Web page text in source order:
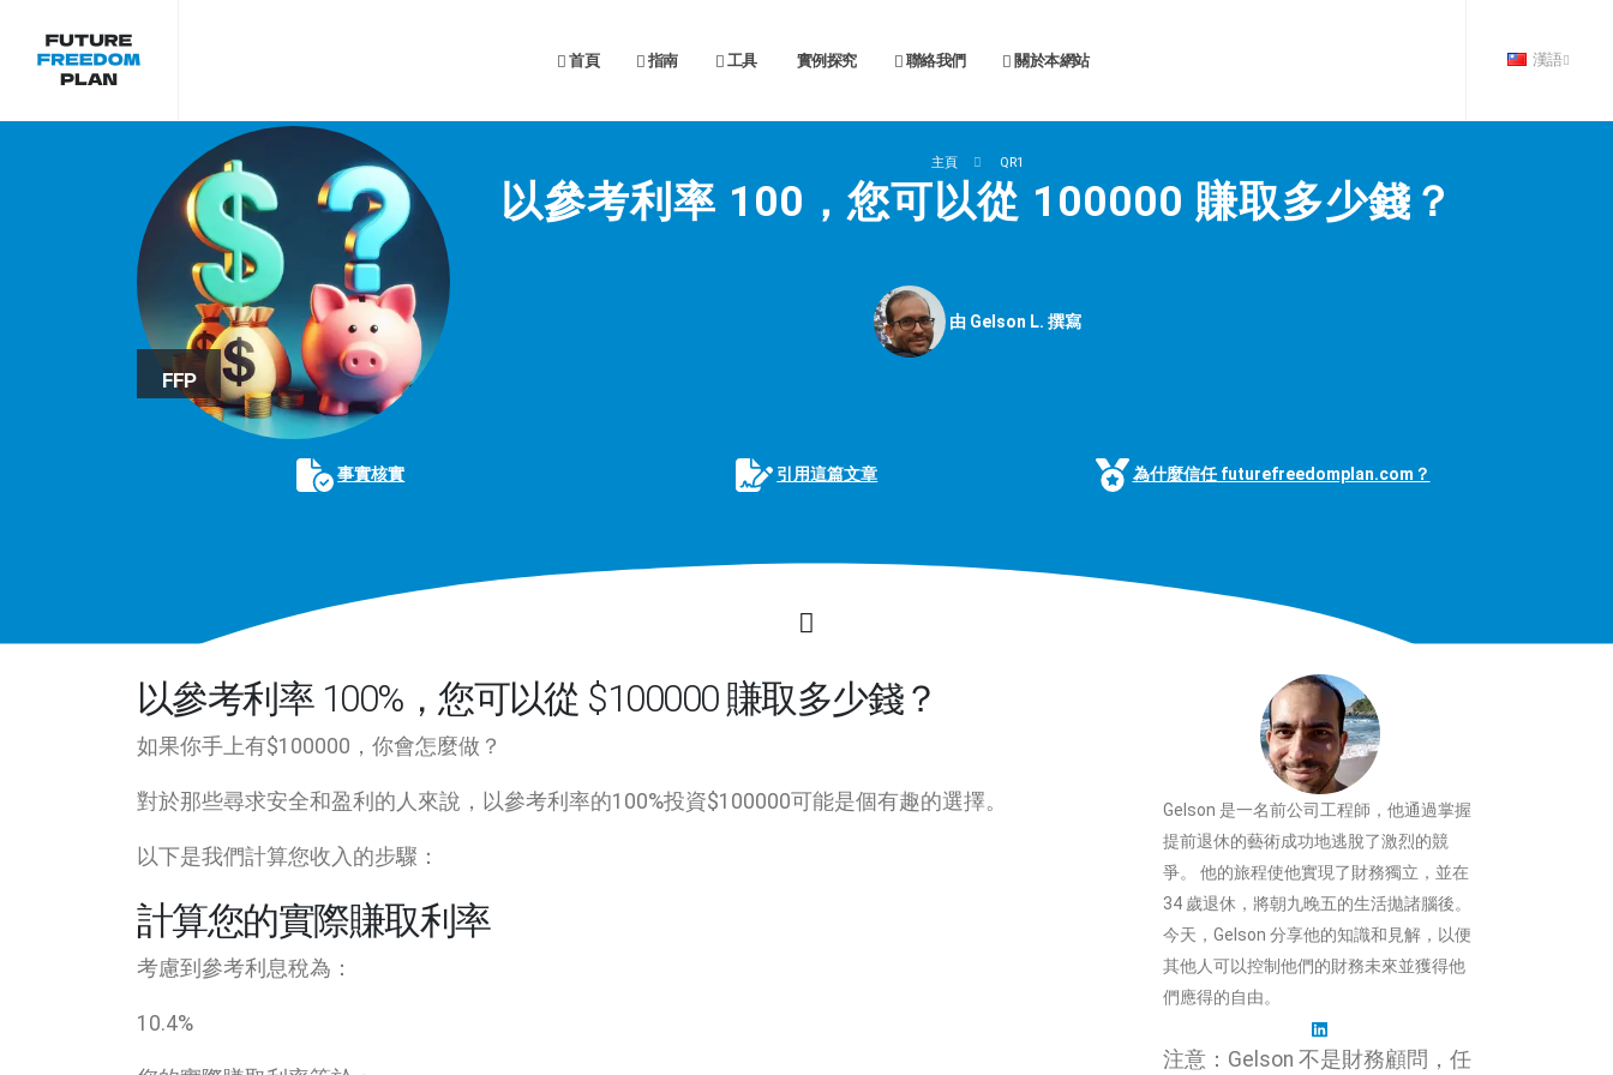
首頁 指南 工具 實例探究 聯絡我們 關於本網站 漢語
FFP
主頁 QR1
以參考利率 100，您可以從 100000 賺取多少錢？
由 Gelson L. 撰寫
事實核實 引用這篇文章 為什麼信任 futurefreedomplan.com？
以參考利率 100%，您可以從 $100000 賺取多少錢？
如果你手上有$100000，你會怎麼做？
對於那些尋求安全和盈利的人來說，以參考利率的100%投資$100000可能是個有趣的選擇。
以下是我們計算您收入的步驟：
計算您的實際賺取利率
考慮到參考利息稅為：
10.4%
Gelson 是一名前公司工程師，他通過掌握
提前退休的藝術成功地逃脫了激烈的競
爭。 他的旅程使他實現了財務獨立，並在
34 歲退休，將朝九晚五的生活拋諸腦後。
今天，Gelson 分享他的知識和見解，以便
其他人可以控制他們的財務未來並獲得他
們應得的自由。
注意：Gelson 不是財務顧問，任